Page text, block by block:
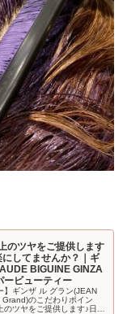
のツヤをご提供します
してませんか？｜ギ
BIGUINE GINZA
ービューティー
】ギンザ ル グラン(JEAN
のこだわりポイン
ツヤをご提供します♪日々